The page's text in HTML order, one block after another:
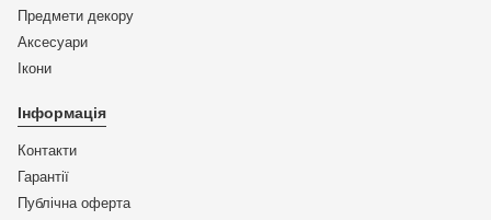
Предмети декору
Аксесуари
Ікони
Інформація
Контакти
Гарантії
Публічна оферта